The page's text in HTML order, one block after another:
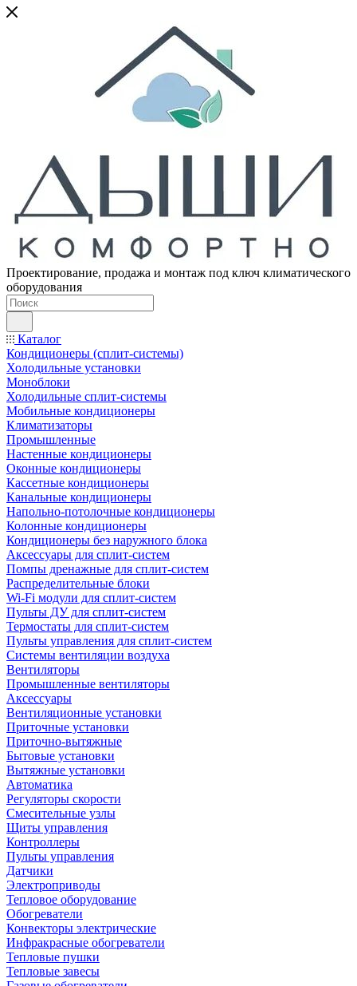
Проектирование, продажа и монтаж под ключ климатического
оборудования
Каталог
Кондиционеры (сплит-системы)
Холодильные установки
Моноблоки
Холодильные сплит-системы
Мобильные кондиционеры
Климатизаторы
Промышленные
Настенные кондиционеры
Оконные кондиционеры
Кассетные кондиционеры
Канальные кондиционеры
Напольно-потолочные кондиционеры
Колонные кондиционеры
Кондиционеры без наружного блока
Аксессуары для сплит-систем
Помпы дренажные для сплит-систем
Распределительные блоки
Wi-Fi модули для сплит-систем
Пульты ДУ для сплит-систем
Термостаты для сплит-систем
Пульты управления для сплит-систем
Системы вентиляции воздуха
Вентиляторы
Промышленные вентиляторы
Аксессуары
Вентиляционные установки
Приточные установки
Приточно-вытяжные
Бытовые установки
Вытяжные установки
Автоматика
Регуляторы скорости
Смесительные узлы
Щиты управления
Контроллеры
Пульты управления
Датчики
Электроприводы
Тепловое оборудование
Обогреватели
Конвекторы электрические
Инфракрасные обогреватели
Тепловые пушки
Тепловые завесы